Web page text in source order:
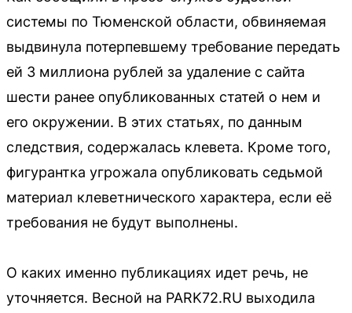
системы по Тюменской области, обвиняемая
выдвинула потерпевшему требование передать
ей 3 миллиона рублей за удаление с сайта
шести ранее опубликованных статей о нем и
его окружении. В этих статьях, по данным
следствия, содержалась клевета. Кроме того,
фигурантка угрожала опубликовать седьмой
материал клеветнического характера, если её
требования не будут выполнены.
О каких именно публикациях идет речь, не
уточняется. Весной на PARK72.RU выходила